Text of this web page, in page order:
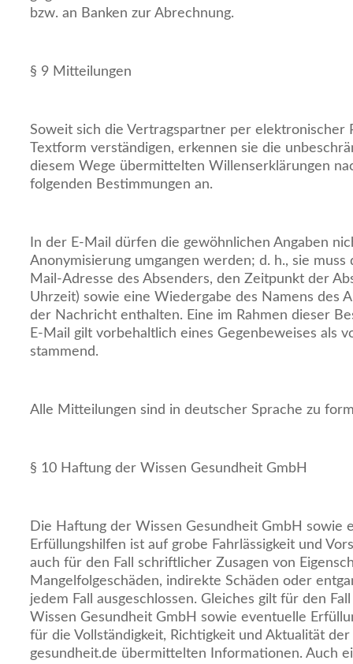
bzw. an Banken zur Abrechnung.
§ 9 Mitteilungen
Soweit sich die Vertragspartner per elektronischer
Textform verständigen, erkennen sie die
diesem Wege übermittelten Willenserklärungen
folgenden Bestimmungen an.
In der E-Mail dürfen die gewöhnlichen Angaben
Anonymisierung umgangen werden; d. h., sie muss
Mail-Adresse des Absenders, den Zeitpunkt der
Uhrzeit) sowie eine Wiedergabe des Namens des
der Nachricht enthalten. Eine im Rahmen dieser
E-Mail gilt vorbehaltlich eines Gegenbeweises als
stammend.
Alle Mitteilungen sind in deutscher Sprache zu
§ 10 Haftung der Wissen Gesundheit GmbH
Die Haftung der Wissen Gesundheit GmbH sowie
Erfüllungshilfen ist auf grobe Fahrlässigkeit und
auch für den Fall schriftlicher Zusagen von
Mangelfolgeschäden, indirekte Schäden oder
jedem Fall ausgeschlossen. Gleiches gilt für den
Wissen Gesundheit GmbH sowie eventuelle
für die Vollständigkeit, Richtigkeit und Aktualität
gesundheit.de übermittelten Informationen. Auch